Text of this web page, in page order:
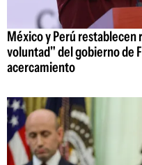
México y Perú
voluntad" del gobierno de
acercamiento